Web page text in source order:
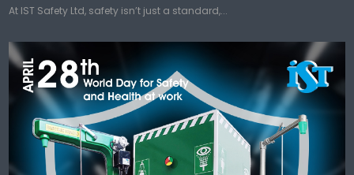
At IST Safety Ltd, safety isn’t just a standard,...